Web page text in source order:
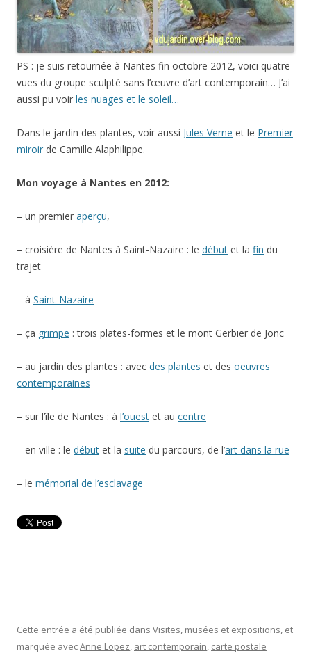
PS : je suis retournée à Nantes fin octobre 2012, voici quatre
vues du groupe sculpté sans l’œuvre d’art contemporain… J’ai
aussi pu voir les nuages et le soleil…
Dans le jardin des plantes, voir aussi Jules Verne et le Premier
miroir de Camille Alaphilippe.
Mon voyage à Nantes en 2012:
– un premier aperçu,
– croisière de Nantes à Saint-Nazaire : le début et la fin du
trajet
– à Saint-Nazaire
– ça grimpe : trois plates-formes et le mont Gerbier de Jonc
– au jardin des plantes : avec des plantes et des oeuvres
contemporaines
– sur l’île de Nantes : à l’ouest et au centre
– en ville : le début et la suite du parcours, de l’art dans la rue
– le mémorial de l’esclavage
Cette entrée a été publiée dans Visites, musées et expositions, et
marquée avecAnne Lopez, art contemporain, carte postale